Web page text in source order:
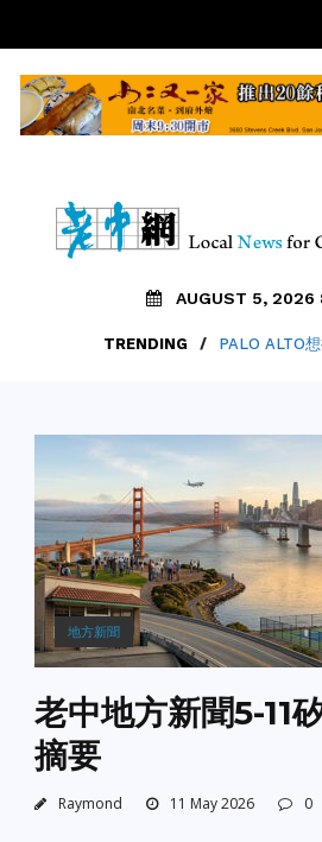
AUGUST 5, 2026
TRENDING / PALO ALTO
地方新聞
老中地方新聞5-11
摘要
Raymond 11 May 2026 0